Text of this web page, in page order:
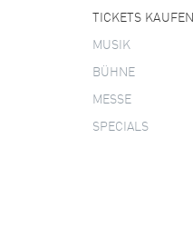
TICKETS KAUFEN
MUSIK
BÜHNE
MESSE
SPECIALS